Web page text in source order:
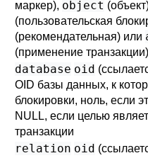
маркер), object
(пользовательская
(рекомендательная) или
(применение
database oid
OID базы данных, к
блокировки, ноль, если
NULL, если целью
транзакции
relation oid